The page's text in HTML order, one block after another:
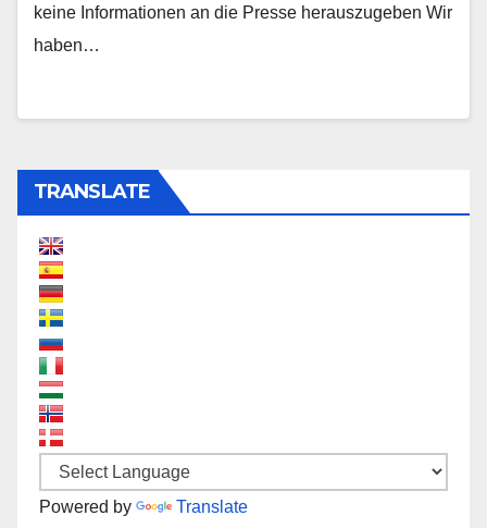
keine Informationen an die Presse herauszugeben Wir
haben…
TRANSLATE
Powered by Translate